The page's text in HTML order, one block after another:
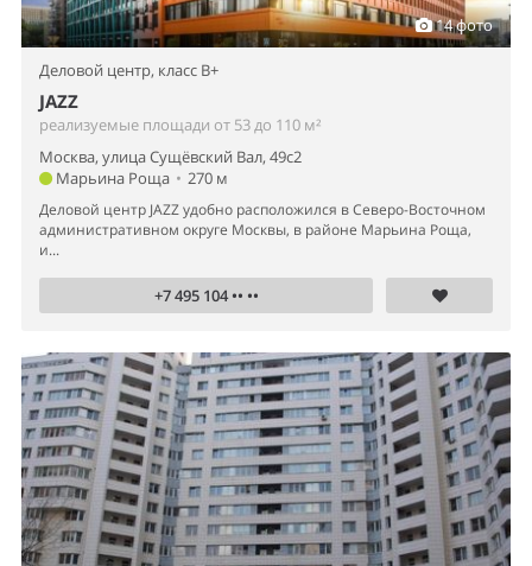
14 фото
Деловой центр, класс B+
JAZZ
реализуемые площади от 53 до 110 м²
Москва, улица Сущёвский Вал, 49с2
Марьина Роща • 270 м
Деловой центр JAZZ удобно расположился в Северо-Восточном
административном округе Москвы, в районе Марьина Роща,
и...
+7 495 104 •• ••